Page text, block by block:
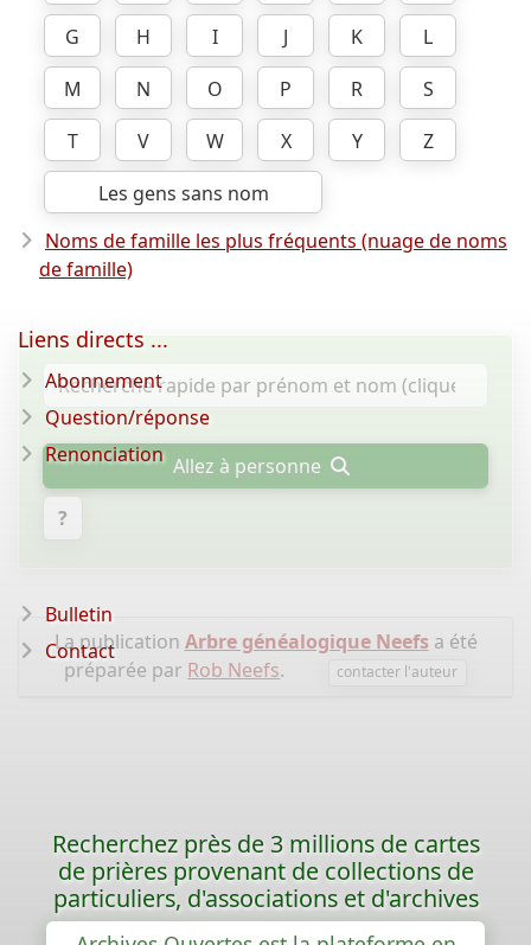
G
H I J K
L
M
N O P R
S
T
V W X Y
Z
Les gens sans nom
Noms de famille les plus fréquents (nuage de noms
de famille)
Allez à personne
?
La publication Arbre généalogique Neefs a été
préparée par Rob Neefs. contacter l'auteur
Liens directs ...
Abonnement
Question/réponse
Renonciation
Bulletin
Contact
Recherchez près de 3 millions de cartes
de prières provenant de collections de
particuliers, d'associations et d'archives